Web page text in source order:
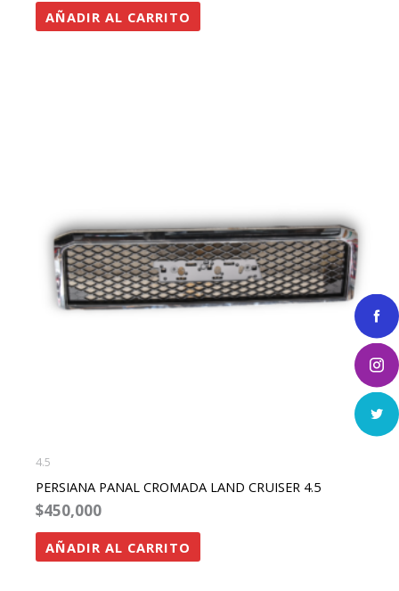
AÑADIR AL CARRITO
4.5
PERSIANA PANAL CROMADA LAND CRUISER 4.5
$450,000
AÑADIR AL CARRITO